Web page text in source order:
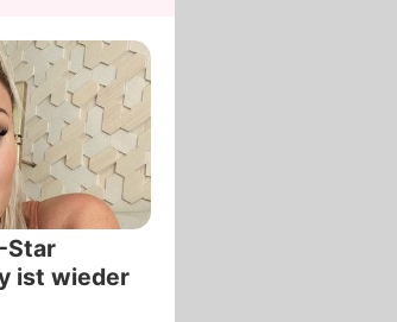
Star
ist wieder